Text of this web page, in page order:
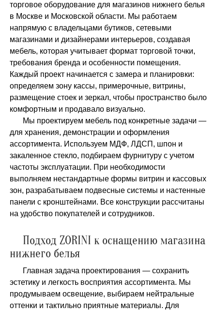
торговое оборудование для магазинов нижнего белья
в Москве и Московской области. Мы работаем
напрямую с владельцами бутиков, сетевыми
магазинами и дизайнерами интерьеров, создавая
мебель, которая учитывает формат торговой точки,
требования бренда и особенности помещения.
Каждый проект начинается с замера и планировки:
определяем зону кассы, примерочные, витрины,
размещение стоек и зеркал, чтобы пространство было
комфортным и продавало визуально.
Мы проектируем мебель под конкретные задачи —
для хранения, демонстрации и оформления
ассортимента. Используем МДФ, ЛДСП, шпон и
закаленное стекло, подбираем фурнитуру с учетом
частоты эксплуатации. При необходимости
выполняем нестандартные формы витрин и кассовых
зон, разрабатываем подвесные системы и настенные
панели с кронштейнами. Все конструкции рассчитаны
на удобство покупателей и сотрудников.
Подход ZORINI к оснащению магазина
нижнего белья
Главная задача проектирования — сохранить
эстетику и легкость восприятия ассортимента. Мы
продумываем освещение, выбираем нейтральные
оттенки и тактильно приятные материалы. Для